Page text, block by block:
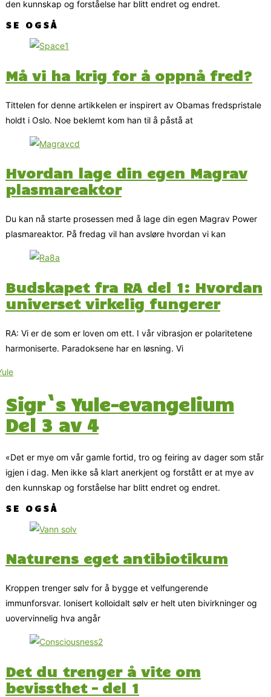
den kunnskap og forståelse har blitt endret og endret.
SE OGSÅ
Må vi ha krig for å oppnå fred?
Tittelen for denne artikkelen er inspirert av Obamas fredspristale
holdt i Oslo. Noe beklemt kom han til å påstå at
Hvordan lage din egen Magrav
plasmareaktor
Du kan nå starte prosessen med å lage din egen Magrav Power
plasmareaktor. På fredag vil han avsløre hvordan vi kan
Budskapet fra RA del 1: Hvordan
universet virkelig fungerer
RA: Vi er de som er loven om ett. I vår vibrasjon er polaritetene
harmoniserte. Paradoksene har en løsning. Vi
Sigr`s Yule-evangelium
Del 3 av 4
«Det er mye om vår gamle fortid, tro og feiring av dager som står
igjen i dag. Men ikke så klart anerkjent og forstått er at mye av
den kunnskap og forståelse har blitt endret og endret.
SE OGSÅ
Naturens eget antibiotikum
Kroppen trenger sølv for å bygge et velfungerende
immunforsvar. Ionisert kolloidalt sølv er helt uten bivirkninger og
uovervinnelig hva angår
Det du trenger å vite om
bevissthet – del 1